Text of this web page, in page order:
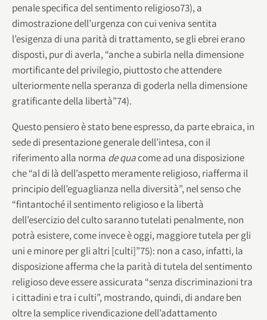
penale specifica del sentimento religioso73), a
dimostrazione dell’urgenza con cui veniva sentita
l’esigenza di una parità di trattamento, se gli ebrei erano
disposti, pur di averla, “anche a subirla nella dimensione
mortificante del privilegio, piuttosto che attendere
ulteriormente nella speranza di goderla nella dimensione
gratificante della libertà”74).
Questo pensiero è stato bene espresso, da parte ebraica, in
sede di presentazione generale dell’intesa, con il
riferimento alla norma de quacome ad una disposizione
che “al di là dell’aspetto meramente religioso, riafferma il
principio dell’eguaglianza nella diversità”, nel senso che
“fintantoché il sentimento religioso e la libertà
dell’esercizio del culto saranno tutelati penalmente, non
potrà esistere, come invece è oggi, maggiore tutela per gli
uni e minore per gli altri [culti]”75): non a caso, infatti, la
disposizione afferma che la parità di tutela del sentimento
religioso deve essere assicurata “senza discriminazioni tra
i cittadini e tra i culti”, mostrando, quindi, di andare ben
oltre la semplice rivendicazione dell’adattamento